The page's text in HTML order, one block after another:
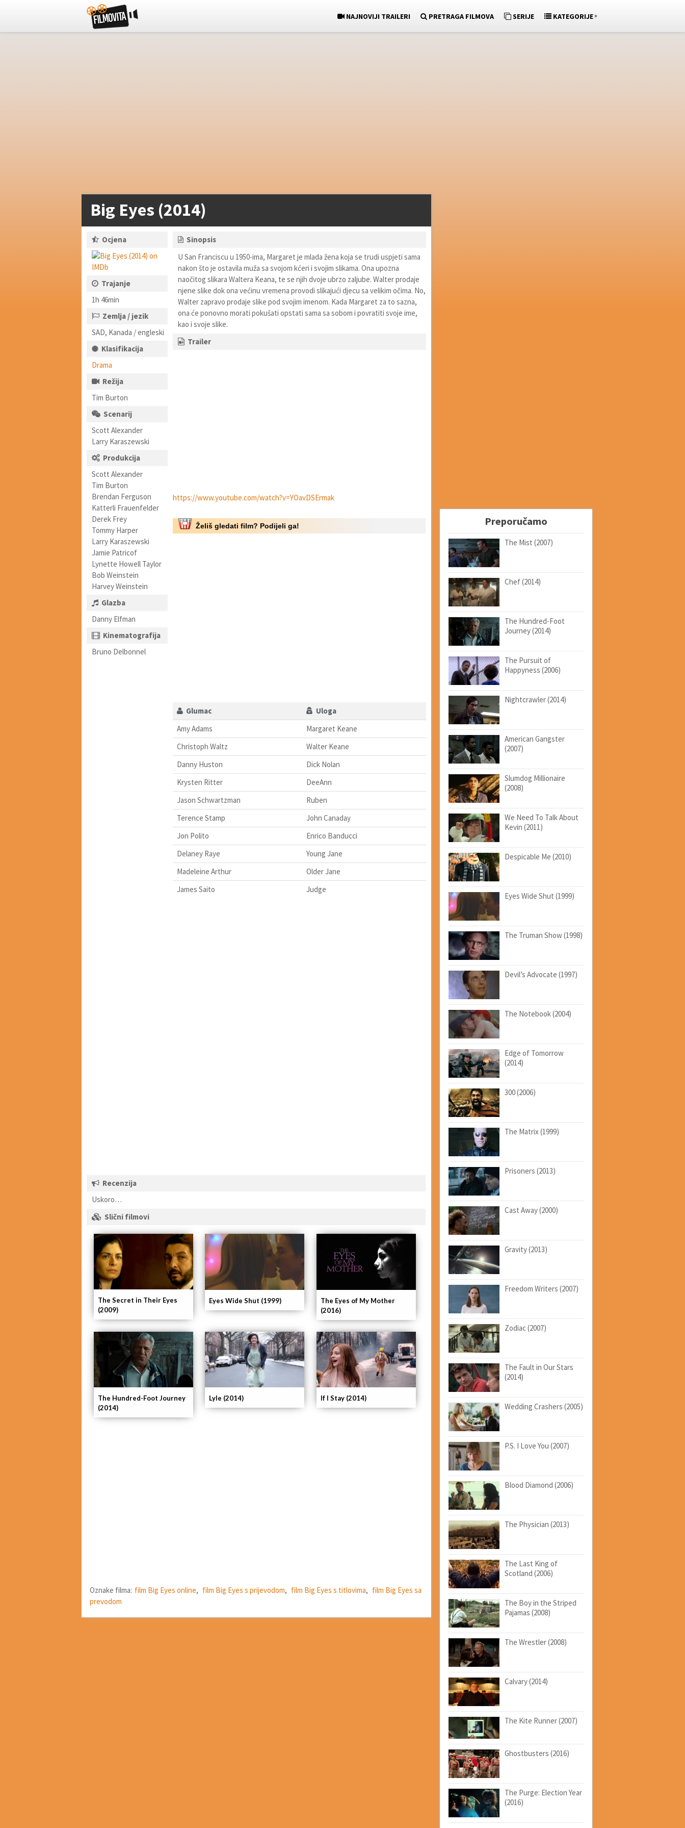
NAJNOVIJI TRAILERI PRETRAGA FILMOVA SERIJE KATEGORIJE»
Big Eyes (2014)
Ocjena
Trajanje
1h 46min
Zemlja / jezik
SAD, Kanada / engleski
Klasifikacija
Drama
Režija
Tim Burton
Scenarij
Scott Alexander
Larry Karaszewski
Produkcija
Scott Alexander
Tim Burton
Brendan Ferguson
Katterli Frauenfelder
Derek Frey
Tommy Harper
Larry Karaszewski
Jamie Patricof
Lynette Howell Taylor
Bob Weinstein
Harvey Weinstein
Glazba
Danny Elfman
Kinematografija
Bruno Delbonnel
Sinopsis
U San Franciscu u 1950-ima, Margaret je mlada žena koja se trudi uspjeti sama
nakon što je ostavila muža sa svojom kćeri i svojim slikama. Ona upozna
naočitog slikara Waltera Keana, te se njih dvoje ubrzo zaljube. Walter prodaje
njene slike dok ona većinu vremena provodi slikajući djecu sa velikim očima. No,
Walter zapravo prodaje slike pod svojim imenom. Kada Margaret za to sazna,
ona će ponovno morati pokušati opstati sama sa sobom i povratiti svoje ime,
kao i svoje slike.
Trailer
https://www.youtube.com/watch?v=YOavDSErmak
Želiš gledati film? Podijeli ga!
Glumac
Uloga
Amy Adams
Margaret Keane
Christoph Waltz
Walter Keane
Danny Huston
Dick Nolan
Krysten Ritter
DeeAnn
Jason Schwartzman
Ruben
Terence Stamp
John Canaday
Jon Polito
Enrico Banducci
Delaney Raye
Young Jane
Madeleine Arthur
Older Jane
James Saito
Judge
Recenzija
Uskoro…
Slični filmovi
The Eyes of My Mother
(2016)
Eyes Wide Shut (1999)
The Secret in Their Eyes
(2009)
If I Stay (2014)
Lyle (2014)
The Hundred-Foot Journey
(2014)
Oznake filma: film Big Eyes online, film Big Eyes s prijevodom, film Big Eyes s titlovima, film Big Eyes sa
prevodom
Preporučamo
The Mist (2007)
Chef (2014)
The Hundred-Foot
Journey (2014)
The Pursuit of
Happyness (2006)
Nightcrawler (2014)
American Gangster
(2007)
Slumdog Millionaire
(2008)
We Need To Talk About
Kevin (2011)
Despicable Me (2010)
Eyes Wide Shut (1999)
The Truman Show (1998)
Devil’s Advocate (1997)
The Notebook (2004)
Edge of Tomorrow
(2014)
300 (2006)
The Matrix (1999)
Prisoners (2013)
Cast Away (2000)
Gravity (2013)
Freedom Writers (2007)
Zodiac (2007)
The Fault in Our Stars
(2014)
Wedding Crashers (2005)
P.S. I Love You (2007)
Blood Diamond (2006)
The Physician (2013)
The Last King of
Scotland (2006)
The Boy in the Striped
Pajamas (2008)
The Wrestler (2008)
Calvary (2014)
The Kite Runner (2007)
Ghostbusters (2016)
The Purge: Election Year
(2016)